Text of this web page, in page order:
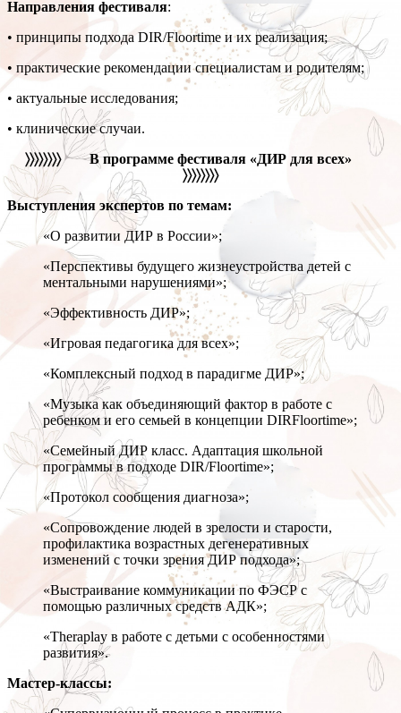
Направления фестиваля:
• принципы подхода DIR/Floortime и их реализация;
• практические рекомендации специалистам и родителям;
• актуальные исследования;
• клинические случаи.
〉〉〉〉〉〉〉〉 В программе фестиваля «ДИР для всех»
〉〉〉〉〉〉〉〉
Выступления экспертов по темам:
«О развитии ДИР в России»;
«Перспективы будущего жизнеустройства детей с
ментальными нарушениями»;
«Эффективность ДИР»;
«Игровая педагогика для всех»;
«Комплексный подход в парадигме ДИР»;
«Музыка как объединяющий фактор в работе с
ребенком и его семьей в концепции DIRFloortime»;
«Семейный ДИР класс. Адаптация школьной
программы в подходе DIR/Floortime»;
«Протокол сообщения диагноза»;
«Сопровождение людей в зрелости и старости,
профилактика возрастных дегенеративных
изменений с точки зрения ДИР подхода»;
«Выстраивание коммуникации по ФЭСР с
помощью различных средств АДК»;
«Theraplay в работе с детьми с особенностями
развития».
Мастер-классы: